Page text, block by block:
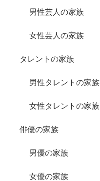
男性芸人の家族
女性芸人の家族
タレントの家族
男性タレントの家族
女性タレントの家族
俳優の家族
男優の家族
女優の家族